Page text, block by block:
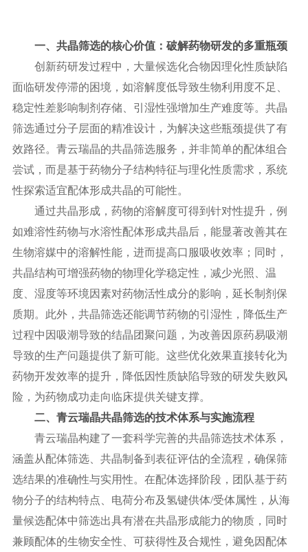
一、共晶筛选的核心价值：破解药物研发的多重瓶颈
创新药研发过程中，大量候选化合物因理化性质缺陷
面临研发停滞的困境，如溶解度低导致生物利用度不足、
稳定性差影响制剂存储、引湿性强增加生产难度等。共晶
筛选通过分子层面的精准设计，为解决这些瓶颈提供了有
效路径。青云瑞晶的共晶筛选服务，并非简单的配体组合
尝试，而是基于药物分子结构特征与理化性质需求，系统
性探索适宜配体形成共晶的可能性。
通过共晶形成，药物的溶解度可得到针对性提升，例
如难溶性药物与水溶性配体形成共晶后，能显著改善其在
生物溶媒中的溶解性能，进而提高口服吸收效率；同时，
共晶结构可增强药物的物理化学稳定性，减少光照、温
度、湿度等环境因素对药物活性成分的影响，延长制剂保
质期。此外，共晶筛选还能调节药物的引湿性，降低生产
过程中因吸潮导致的结晶团聚问题，为改善因原药易吸潮
导致的生产问题提供了新可能。这些优化效果直接转化为
药物开发效率的提升，降低因性质缺陷导致的研发失败风
险，为药物成功走向临床提供关键支撑。
二、青云瑞晶共晶筛选的技术体系与实施流程
青云瑞晶构建了一套科学完善的共晶筛选技术体系，
涵盖从配体筛选、共晶制备到表征评估的全流程，确保筛
选结果的准确性与实用性。在配体选择阶段，团队基于药
物分子的结构特点、电荷分布及氢键供体/受体属性，从海
量候选配体中筛选出具有潜在共晶形成能力的物质，同时
兼顾配体的生物安全性、可获得性及合规性，避免因配体